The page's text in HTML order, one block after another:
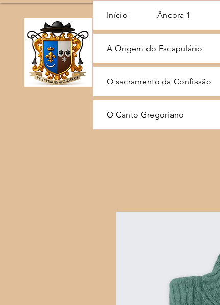
Início Âncora 1
A Origem do Escapulário
O sacramento da Confissão
O Canto Gregoriano